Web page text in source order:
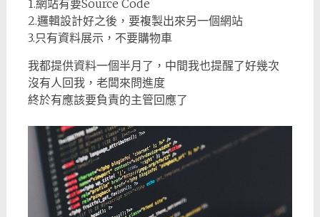
1.網站有要Source Code
2.邏輯設計好之後，要複製出來另一個網站
3.只有資料展示，不要購物車
我都提供資料一個半月了，中間我也提醒了好幾次
沒有人回我，老闆來問進度
終於有應該要負責的主管回應了